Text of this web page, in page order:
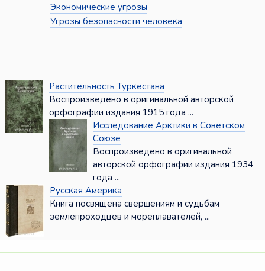
Экономические угрозы
Угрозы безопасности человека
Растительность Туркестана
Воспроизведено в оригинальной авторской
орфографии издания 1915 года ...
Исследование Арктики в Советском
Союзе
Воспроизведено в оригинальной
авторской орфографии издания 1934
года ...
Русская Америка
Книга посвящена свершениям и судьбам
землепроходцев и мореплавателей, ...